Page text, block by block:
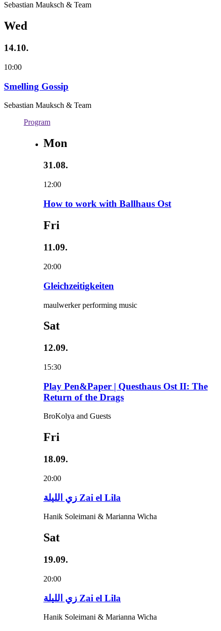
Sebastian Mauksch & Team
Wed
14.10.
10:00
Smelling Gossip
Sebastian Mauksch & Team
Program
Mon
31.08.
12:00
How to work with Ballhaus Ost
Fri
11.09.
20:00
Gleichzeitigkeiten
maulwerker performing music
Sat
12.09.
15:30
Play Pen&Paper | Questhaus Ost II: The
Return of the Drags
BroKolya and Guests
Fri
18.09.
20:00
زي‌ اللیلة Zai el Lila
Hanik Soleimani & Marianna Wicha
Sat
19.09.
20:00
زي‌ اللیلة Zai el Lila
Hanik Soleimani & Marianna Wicha